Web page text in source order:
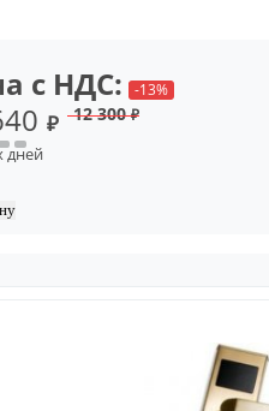
с НДС: -13%
₽ 12 300₽
дней